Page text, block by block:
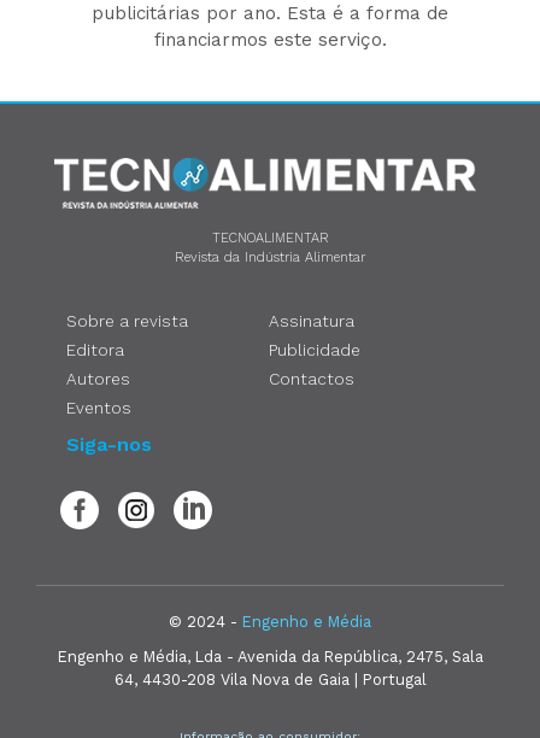
publicitárias por ano. Esta é a forma de
financiarmos este serviço.
TECNOALIMENTAR
Revista da Indústria Alimentar
Sobre a revista
Editora
Autores
Eventos
Assinatura
Publicidade
Contactos
Siga-nos
© 2024 - Engenho e Média
Engenho e Média, Lda - Avenida da República, 2475, Sala
64, 4430-208 Vila Nova de Gaia | Portugal